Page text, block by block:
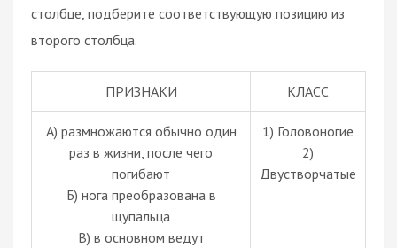
столбце, подберите соответствующую позицию из
второго столбца.
ПРИЗНАКИ КЛАСС
А) размножаются обычно один
раз в жизни, после чего
погибают
Б) нога преобразована в
щупальца
В) в основном ведут
1) Головоногие
2)
Двустворчатые